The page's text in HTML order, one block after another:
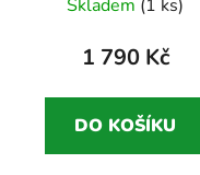
pestrobarevnými listy
Skladem (1 ks)
1 790 Kč
DO KOŠÍKU